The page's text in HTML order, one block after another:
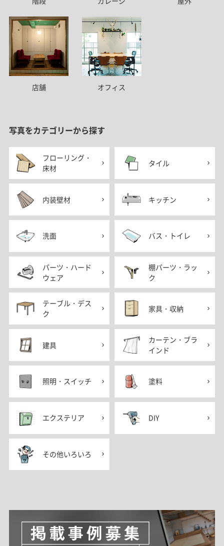
店舗 オフィス
写真をカテゴリーから探す
フローリング・
床材
タイル
内装壁材 キッチン
洗面 バス・トイレ
パーツ・ハード
ウェア
棚パーツ・ラッ
ク
テーブル・デス
ク
家具・収納
建具
カーテン・ブラ
インド
照明・スイッチ 塗料
エクステリア DIY
その他いろいろ